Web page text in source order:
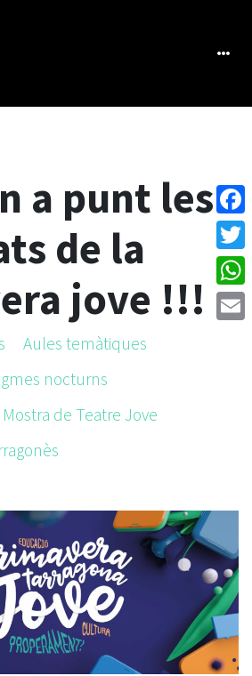
a punt les
de la
jove !!!
Aules temàtiques
nocturns
Mostra de Teatre Jove